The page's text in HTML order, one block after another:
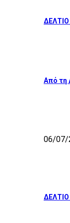
Από τη
06/07/